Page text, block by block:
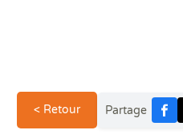
< Retour Partage